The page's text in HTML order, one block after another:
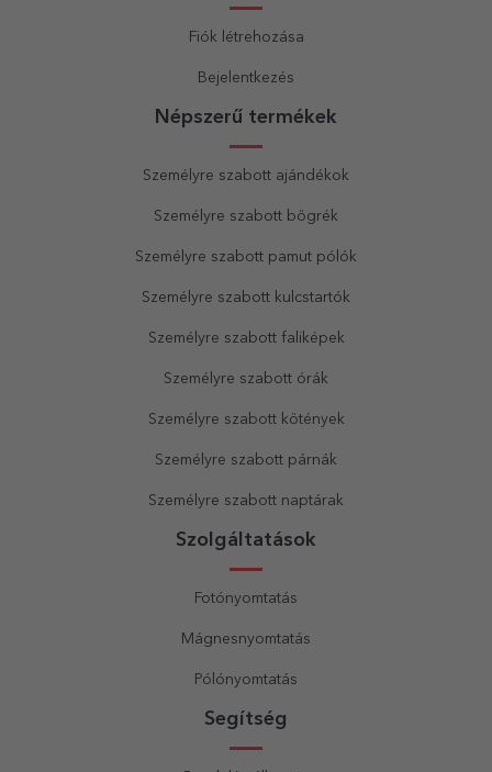
Fiók létrehozása
Bejelentkezés
Népszerű termékek
Személyre szabott ajándékok
Személyre szabott bögrék
Személyre szabott pamut pólók
Személyre szabott kulcstartók
Személyre szabott faliképek
Személyre szabott órák
Személyre szabott kötények
Személyre szabott párnák
Személyre szabott naptárak
Szolgáltatások
Fotónyomtatás
Mágnesnyomtatás
Pólónyomtatás
Segítség